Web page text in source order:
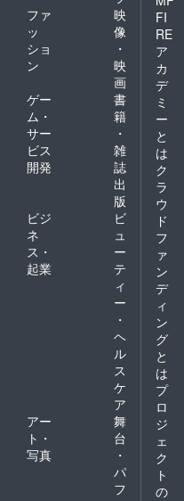
ファ
ッ
ショ
ン
映
像
・
映
画
ゲー
ム・
サー
ビス
開発
書
籍
・
雑
誌
出
版
ビジ
ネ
ス・
起業
ビ
ュ
ー
テ
ィ
ー
・
ヘ
ル
ス
ケ
ア
アー
ト・
写真
舞
台
・
パ
フ
FI
RE
ア
カ
デ
ミ
ー
と
は
ク
ラ
ウ
ド
フ
ァ
ン
デ
ィ
ン
グ
と
は
プ
ロ
ジ
ェ
ク
ト
の